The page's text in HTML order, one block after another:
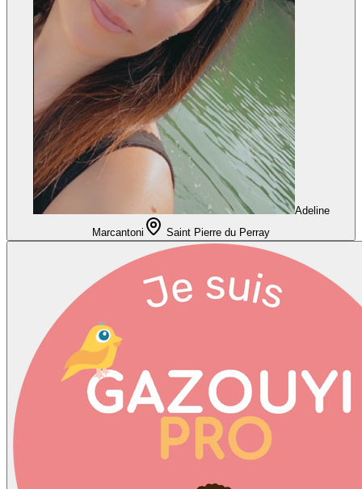
Adeline
Marcantoni
Saint Pierre du Perray